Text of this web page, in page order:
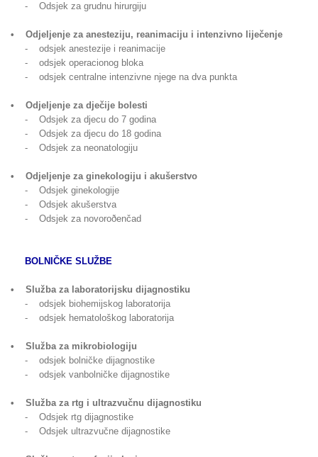
- Odsjek za grudnu hirurgiju
• Odjeljenje za anesteziju, reanimaciju i intenzivno liječenje
- odsjek anestezije i reanimacije
- odsjek operacionog bloka
- odsjek centralne intenzivne njege na dva punkta
• Odjeljenje za dječije bolesti
- Odsjek za djecu do 7 godina
- Odsjek za djecu do 18 godina
- Odsjek za neonatologiju
• Odjeljenje za ginekologiju i akušerstvo
- Odsjek ginekologije
- Odsjek akušerstva
- Odsjek za novoroðenčad
BOLNIČKE SLUŽBE
• Služba za laboratorijsku dijagnostiku
- odsjek biohemijskog laboratorija
- odsjek hematološkog laboratorija
• Služba za mikrobiologiju
- odsjek bolničke dijagnostike
- odsjek vanbolničke dijagnostike
• Služba za rtg i ultrazvučnu dijagnostiku
- Odsjek rtg dijagnostike
- Odsjek ultrazvučne dijagnostike